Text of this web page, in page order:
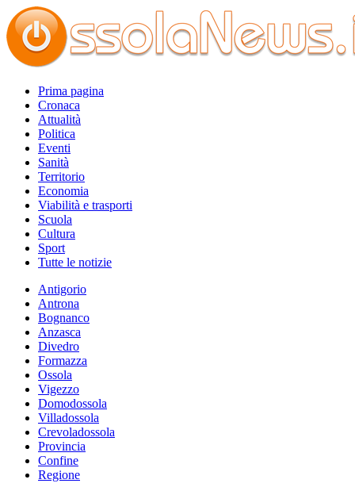
Prima pagina
Cronaca
Attualità
Politica
Eventi
Sanità
Territorio
Economia
Viabilità e trasporti
Scuola
Cultura
Sport
Tutte le notizie
Antigorio
Antrona
Bognanco
Anzasca
Divedro
Formazza
Ossola
Vigezzo
Domodossola
Villadossola
Crevoladossola
Provincia
Confine
Regione